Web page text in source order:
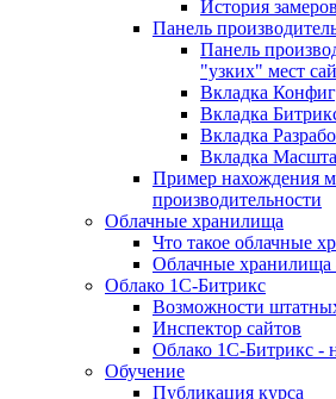
История
Панель
Панель
"узких" мест
Вкладка
Вкладка
Вкладка
Вкладка
Пример нахождения
производительности
Облачные хранилища
Что такое облачные
Облачные хранилища
Облако 1С-Битрикс
Возможности
Инспектор сайтов
Облако 1С-Битрикс -
Обучение
Публикация курса